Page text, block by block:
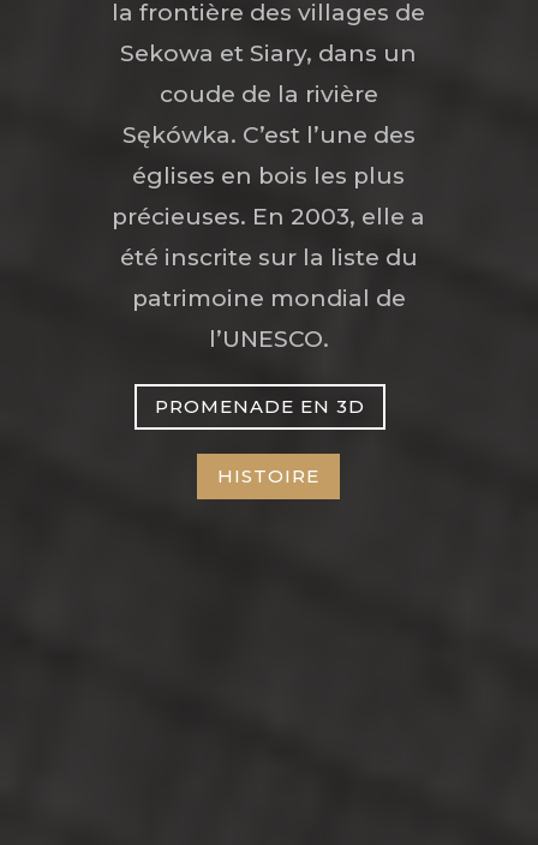
la frontière des villages de
Sekowa et Siary, dans un
coude de la rivière
Sękówka. C’est l’une des
églises en bois les plus
précieuses. En 2003, elle a
été inscrite sur la liste du
patrimoine mondial de
l’UNESCO.
PROMENADE EN 3D
HISTOIRE